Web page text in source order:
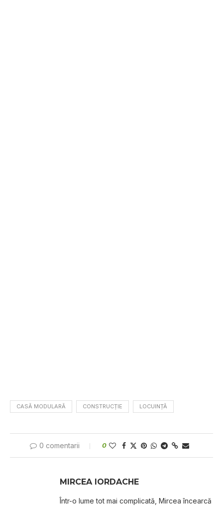
CASĂ MODULARĂ CONSTRUCȚIE LOCUINȚĂ
0 comentarii 0
MIRCEA IORDACHE
Într-o lume tot mai complicată, Mircea încearcă